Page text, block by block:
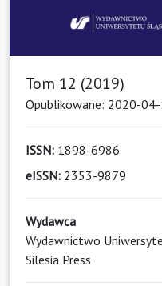
Tom 12 (2019)
Opublikowane: 2020-
ISSN: 1898-6986
eISSN: 2353-9879
Wydawca
Wydawnictwo
Silesia Press